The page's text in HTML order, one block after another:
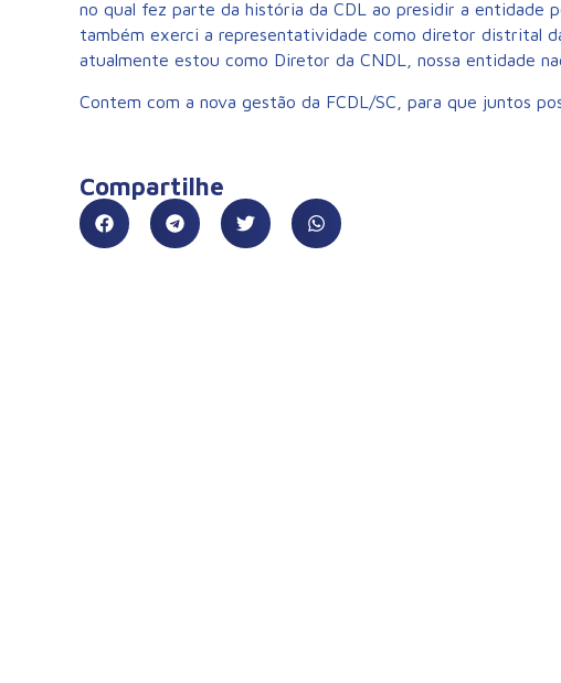
no qual fez parte da história da CDL ao presidir a entidade
também exerci a representatividade como diretor distrital
atualmente estou como Diretor da CNDL, nossa entidade
Contem com a nova gestão da FCDL/SC, para que juntos
Compartilhe